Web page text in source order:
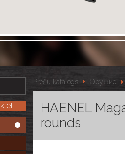
Preču katalogs Оружие
HAENEL
rounds